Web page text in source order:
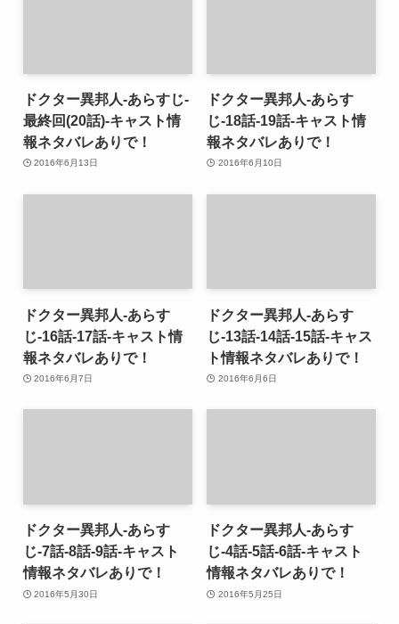
ドクター異邦人-あらすじ-
最終回(20話)-キャスト情
報ネタバレありで！
2016年6月13日
ドクター異邦人-あらす
じ-18話-19話-キャスト情
報ネタバレありで！
2016年6月10日
ドクター異邦人-あらす
じ-16話-17話-キャスト情
報ネタバレありで！
2016年6月7日
ドクター異邦人-あらす
じ-13話-14話-15話-キャス
ト情報ネタバレありで！
2016年6月6日
ドクター異邦人-あらす
じ-7話-8話-9話-キャスト
情報ネタバレありで！
2016年5月30日
ドクター異邦人-あらす
じ-4話-5話-6話-キャスト
情報ネタバレありで！
2016年5月25日